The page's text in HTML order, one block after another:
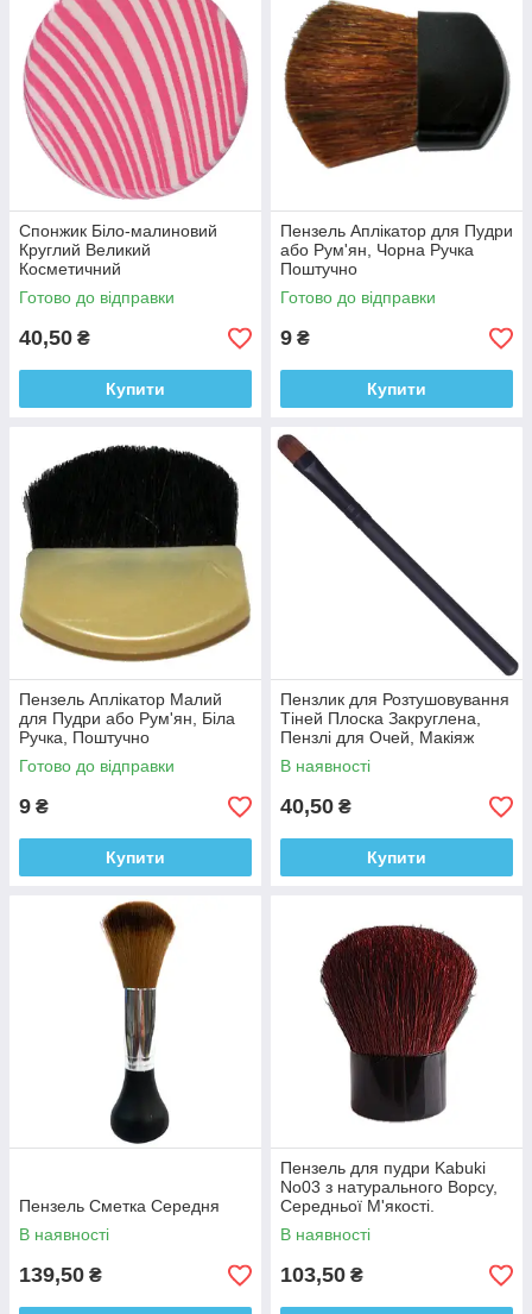
Спонжик Біло-малиновий
Круглий Великий
Косметичний
Готово до відправки
40,50 ₴
Купити
Пензель Аплікатор для Пудри
або Рум'ян, Чорна Ручка
Поштучно
Готово до відправки
9 ₴
Купити
Пензель Аплікатор Малий
для Пудри або Рум'ян, Біла
Ручка, Поштучно
Готово до відправки
9 ₴
Купити
Пензлик для Розтушовування
Тіней Плоска Закруглена,
Пензлі для Очей, Макіяж
В наявності
40,50 ₴
Купити
Пензель Сметка Середня
В наявності
139,50 ₴
Пензель для пудри Kabuki
No03 з натурального Ворсу,
Середньої М'якості.
В наявності
103,50 ₴